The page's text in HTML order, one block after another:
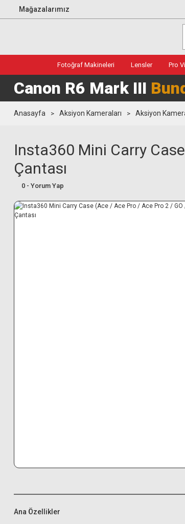
Mağazalarımız
Fotoğraf Makineleri Lensler Pro
Canon R6 Mark III
Anasayfa Aksiyon Kameraları Aksiyon
Insta360 Mini Carry
Çantası
0 - Yorum Yap
Ana Özellikler